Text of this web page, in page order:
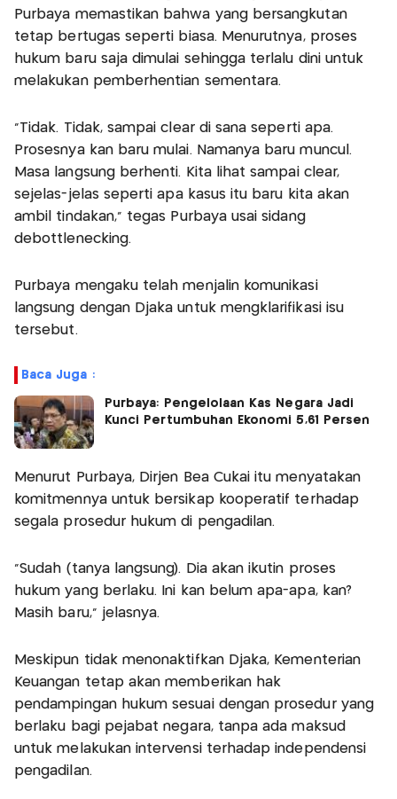
Purbaya memastikan bahwa yang bersangkutan
tetap bertugas seperti biasa. Menurutnya, proses
hukum baru saja dimulai sehingga terlalu dini untuk
melakukan pemberhentian sementara.
“Tidak. Tidak, sampai clear di sana seperti apa.
Prosesnya kan baru mulai. Namanya baru muncul.
Masa langsung berhenti. Kita lihat sampai clear,
sejelas-jelas seperti apa kasus itu baru kita akan
ambil tindakan,” tegas Purbaya usai sidang
debottlenecking.
Purbaya mengaku telah menjalin komunikasi
langsung dengan Djaka untuk mengklarifikasi isu
tersebut.
Baca Juga :
Purbaya: Pengelolaan Kas Negara Jadi
Kunci Pertumbuhan Ekonomi 5,61 Persen
Menurut Purbaya, Dirjen Bea Cukai itu menyatakan
komitmennya untuk bersikap kooperatif terhadap
segala prosedur hukum di pengadilan.
“Sudah (tanya langsung). Dia akan ikutin proses
hukum yang berlaku. Ini kan belum apa-apa, kan?
Masih baru,” jelasnya.
Meskipun tidak menonaktifkan Djaka, Kementerian
Keuangan tetap akan memberikan hak
pendampingan hukum sesuai dengan prosedur yang
berlaku bagi pejabat negara, tanpa ada maksud
untuk melakukan intervensi terhadap independensi
pengadilan.